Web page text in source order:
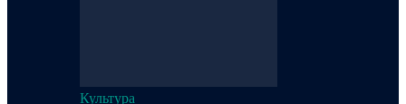
Культура